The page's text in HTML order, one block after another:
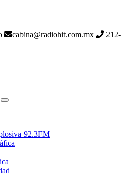
cabina@radiohit.com.mx
212-
92.3FM